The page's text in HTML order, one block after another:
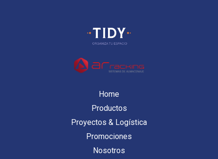
Home
Productos
Proyectos & Logística
Promociones
Nosotros